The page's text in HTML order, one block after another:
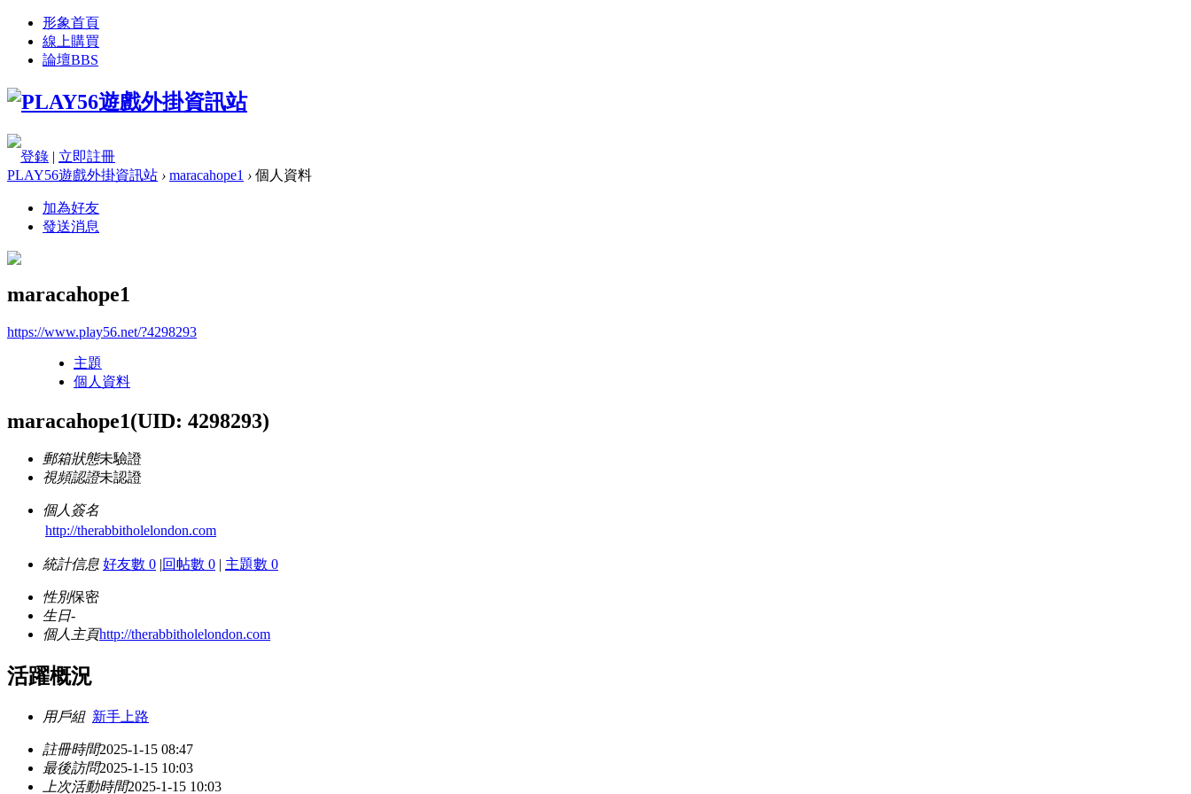
形象首頁
線上購買
論壇BBS
登錄 | 立即註冊
PLAY56遊戲外掛資訊站 › maracahope1 › 個人資料
加為好友
發送消息
maracahope1
https://www.play56.net/?4298293
主題
個人資料
maracahope1(UID: 4298293)
郵箱狀態未驗證
視頻認證未認證
個人簽名
http://therabbitholelondon.com
統計信息 好友數 0 |回帖數 0 | 主題數 0
性別保密
生日-
個人主頁http://therabbitholelondon.com
活躍概況
用戶組 新手上路
註冊時間2025-1-15 08:47
最後訪問2025-1-15 10:03
上次活動時間2025-1-15 10:03